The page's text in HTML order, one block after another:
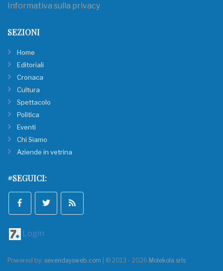
Informativa sulla privacy
SEZIONI
Home
Editoriali
Cronaca
Cultura
Spettacolo
Politica
Eventi
Chi Siamo
Aziende in vetrina
#SEGUICI:
Login
Powered by: sevendaysweb.com | © 2013 - 2026 Molekola srls